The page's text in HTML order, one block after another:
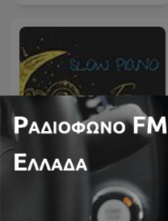
Slow Piano for Sleep -
Music for Sleep,
Meditation and Relaxation